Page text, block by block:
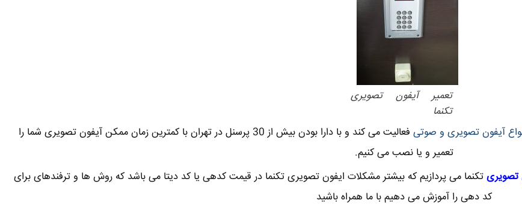
تعمیر آیفون تصویری
تکنما
آیفون تصویری و صوتی
فعالیت می کند و با دارا بودن بیش از 30 پرسنل در تهران با کمترین زمان ممکن آیفون تصویری شما را
تعمیر و یا نصب می کنیم.
تصویری تکنما می پردازیم که بیشتر مشکلات ایفون تصویری تکنما در قیمت کدهی یا کد دیتا می باشد که روش ها و ترفندهای برای
کد دهی را آموزش می دهیم با ما همراه باشید